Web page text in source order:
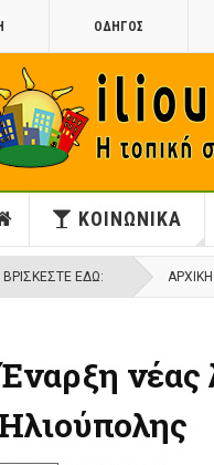
ΟΔΗΓΟΣ
ΚΟΙΝΩΝΙΚΑ
ΒΡΊΣΚΕΣΤΕ ΕΔΏ: ΑΡΧΙΚΉ
νέας
Ηλιούπολης